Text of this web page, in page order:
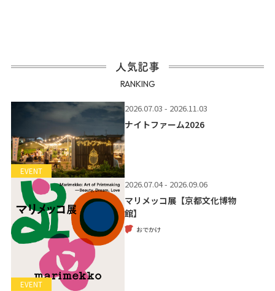
人気記事
RANKING
EVENT
2026.07.03 - 2026.11.03
ナイトファーム2026
EVENT
2026.07.04 - 2026.09.06
マリメッコ展【京都文化博物
館】
おでかけ